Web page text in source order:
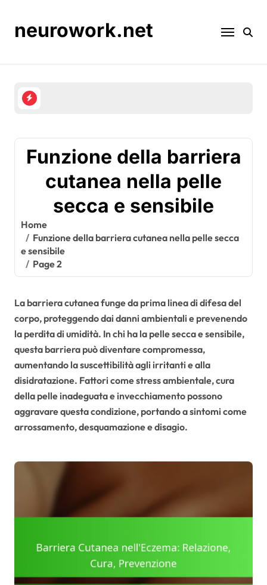
contentneurowork.net
Funzione della barriera
cutanea nella pelle
secca e sensibile
Home
Funzione della barriera cutanea nella pelle secca
e sensibile
Page 2
La barriera cutanea funge da prima linea di difesa del
corpo, proteggendo dai danni ambientali e prevenendo
la perdita di umidità. In chi ha la pelle secca e sensibile,
questa barriera può diventare compromessa,
aumentando la suscettibilità agli irritanti e alla
disidratazione. Fattori come stress ambientale, cura
della pelle inadeguata e invecchiamento possono
aggravare questa condizione, portando a sintomi come
arrossamento, desquamazione e disagio.